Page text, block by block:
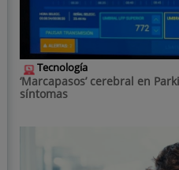
Tecnología
‘Marcapasos’ cerebral en
síntomas